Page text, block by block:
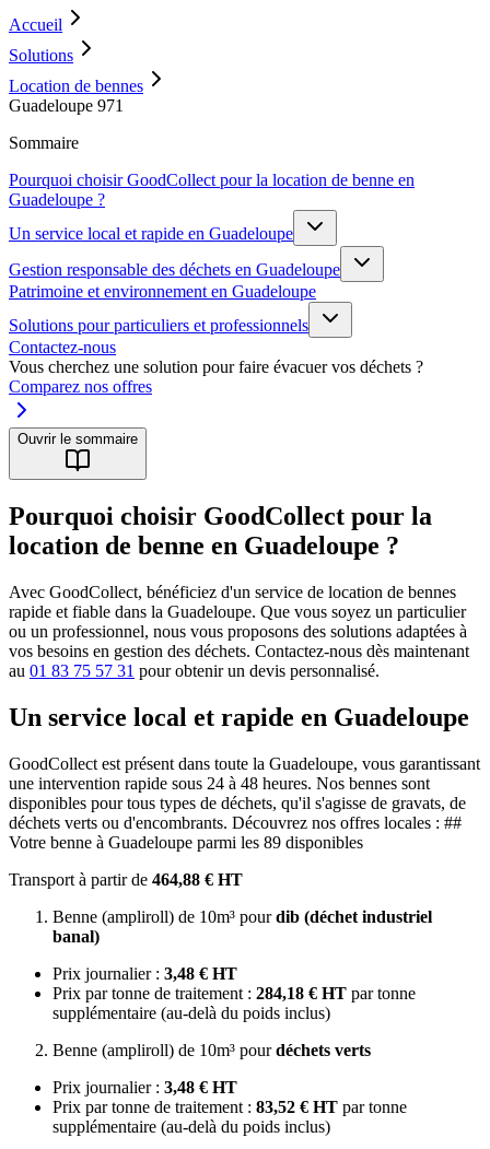
Accueil
Solutions
Location de bennes
Guadeloupe 971
Sommaire
Pourquoi choisir GoodCollect pour la location de benne en
Guadeloupe ?
Un service local et rapide en Guadeloupe
Gestion responsable des déchets en Guadeloupe
Patrimoine et environnement en Guadeloupe
Solutions pour particuliers et professionnels
Contactez-nous
Vous cherchez une solution pour faire évacuer vos déchets ?
Comparez nos offres
Ouvrir le sommaire
Pourquoi choisir GoodCollect pour la
location de benne en Guadeloupe ?
Avec GoodCollect, bénéficiez d'un service de location de bennes
rapide et fiable dans la Guadeloupe. Que vous soyez un particulier
ou un professionnel, nous vous proposons des solutions adaptées à
vos besoins en gestion des déchets. Contactez-nous dès maintenant
au 01 83 75 57 31 pour obtenir un devis personnalisé.
Un service local et rapide en Guadeloupe
GoodCollect est présent dans toute la Guadeloupe, vous garantissant
une intervention rapide sous 24 à 48 heures. Nos bennes sont
disponibles pour tous types de déchets, qu'il s'agisse de gravats, de
déchets verts ou d'encombrants. Découvrez nos offres locales : ##
Votre benne à Guadeloupe parmi les 89 disponibles
Transport à partir de 464,88 € HT
Benne (ampliroll) de 10m³ pourdib (déchet industriel
banal)
Prix journalier : 3,48 € HT
Prix par tonne de traitement : 284,18 € HT par tonne
supplémentaire (au-delà du poids inclus)
Benne (ampliroll) de 10m³ pourdéchets verts
Prix journalier : 3,48 € HT
Prix par tonne de traitement : 83,52 € HT par tonne
supplémentaire (au-delà du poids inclus)